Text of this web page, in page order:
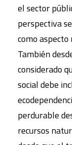
el sector
perspectiva
como
También
considerado
social debe
perdurable
recursos